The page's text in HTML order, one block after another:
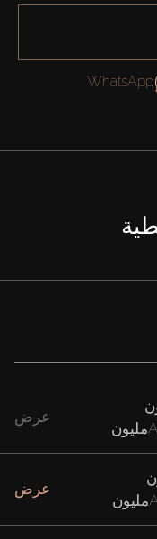
WhatsApp
عرض
عرض